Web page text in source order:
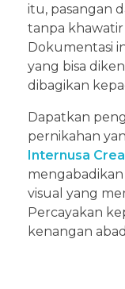
itu, pasangan
tanpa
Dokumentasi
yang bisa
dibagikan
Dapatkan
pernikahan
Internusa
visual yang
Percayakan
kenangan